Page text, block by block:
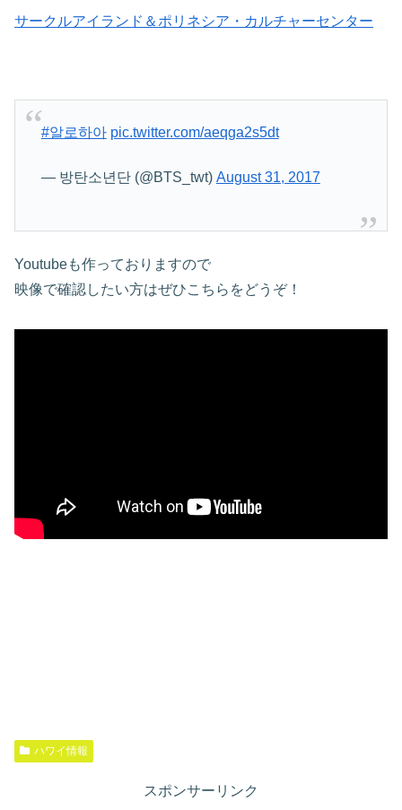
サークルアイランド＆ポリネシア・カルチャーセンター
#알로하아 pic.twitter.com/aeqga2s5dt
— 방탄소년단 (@BTS_twt) August 31, 2017
Youtubeも作っておりますので
映像で確認したい方はぜひこちらをどうぞ！
ハワイ情報
スポンサーリンク